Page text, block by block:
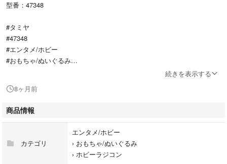
型番：47348
#タミヤ
#47348
#エンタメ/ホビー
#おもちゃ/ぬいぐるみ
続きを表示する
8ヶ月前
商品情報
カテゴリ
エンタメ/ホビー
› おもちゃ/ぬいぐるみ
› ホビーラジコン